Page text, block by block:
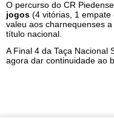
O percurso do CR
jogos (4 vitórias, 1
valeu aos charnequenses
título nacional.
A Final 4 da Taça Nacional
agora dar continuidade ao